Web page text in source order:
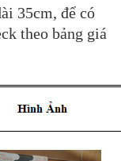
35cm, để có
theo bảng giá